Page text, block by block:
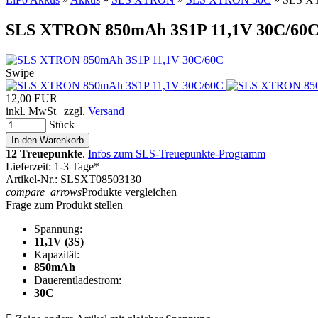
SLS XTRON 850mAh 3S1P 11,1V 30C/
Swipe
12,00 EUR
inkl. MwSt | zzgl. Versand
Stück
12 Treuepunkte. Infos zum SLS-Treuepunkte-Programm
Lieferzeit: 1-3 Tage*
Artikel-Nr.: SLSXT08503130
compare_arrowsProdukte vergleichen
Frage zum Produkt stellen
Spannung:
11,1V (3S)
Kapazität:
850mAh
Dauerentladestrom:
30C